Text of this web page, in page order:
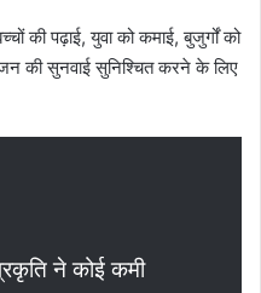
की पढ़ाई, युवा को कमाई, बुजुर्गों को
की सुनवाई सुनिश्चित करने के लिए
ने कोई कमी